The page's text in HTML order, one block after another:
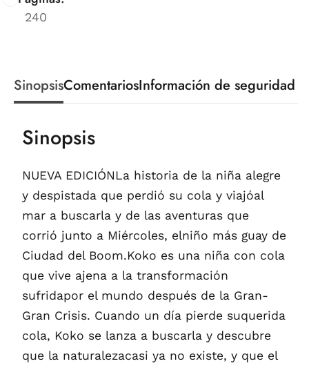
240
SinopsisComentariosInformación de seguridad
Sinopsis
NUEVA EDICIÓNLa historia de la niña alegre
y despistada que perdió su cola y viajóal
mar a buscarla y de las aventuras que
corrió junto a Miércoles, elniño más guay de
Ciudad del Boom.Koko es una niña con cola
que vive ajena a la transformación
sufridapor el mundo después de la Gran-
Gran Crisis. Cuando un día pierde suquerida
cola, Koko se lanza a buscarla y descubre
que la naturalezacasi ya no existe, y que el